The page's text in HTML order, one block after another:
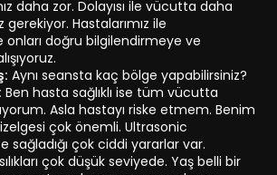
daha zor. Dolayısı ile vücutta daha
gerekiyor. Hastalarımız ile
doğru bilgilendirmeye ve
Aynı seansta kaç bölge yapabilirsiniz?
Ben hasta sağlıklı ise tüm vücutta
Asla hastayı riske etmem. Benim
çok önemli. Ultrasonic
sağladığı çok ciddi yararlar var.
çok düşük seviyede. Yaş belli bir